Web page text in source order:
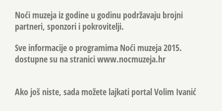
Noći muzeja iz godine u godinu podržavaju brojni
partneri, sponzori i pokrovitelji.
Sve informacije o programima Noći muzeja 2015.
dostupne su na stranici www.nocmuzeja.hr
Ako još niste, sada možete lajkati portal Volim Ivanić